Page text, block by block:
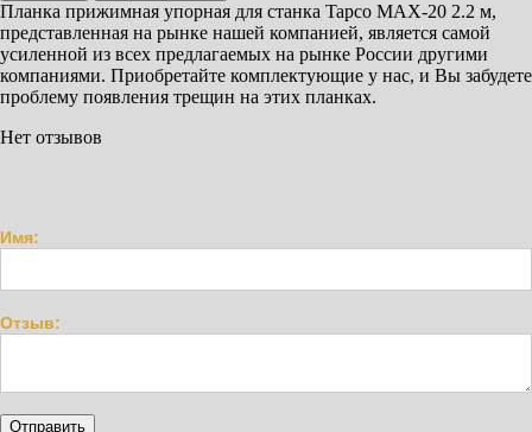
Планка прижимная упорная для станка Tapco MAX-20 2.2 м,
представленная на рынке нашей компанией, является самой
усиленной из всех предлагаемых на рынке России другими
компаниями. Приобретайте комплектующие у нас, и Вы забудете
проблему появления трещин на этих планках.
Нет отзывов
Имя:
Отзыв: